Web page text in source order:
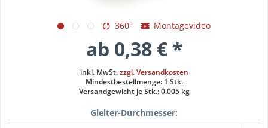
360° Montagevideo
ab 0,38 € *
inkl. MwSt.zzgl. Versandkosten
Mindestbestellmenge: 1 Stk.
Versandgewicht je Stk.: 0.005 kg
Gleiter-Durchmesser: